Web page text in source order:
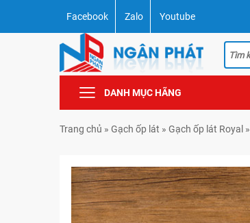
Facebook Zalo Youtube
DANH MỤC HÃNG
Trang chủ » Gạch ốp lát » Gạch ốp lát Royal »